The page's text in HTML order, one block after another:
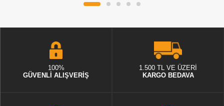
100%
GÜVENLİ ALIŞVERİŞ
1.500 TL VE ÜZERİ
KARGO BEDAVA